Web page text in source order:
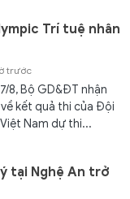
Trí tuệ nhân
trước
8, Bộ GD&ĐT nhận
kết quả thi của Đội
Nam dự thi...
tại Nghệ An trở